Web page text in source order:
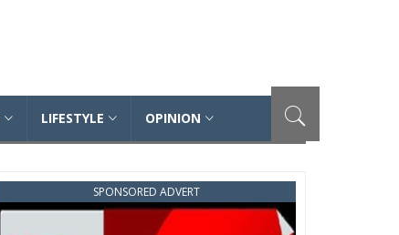
LIFESTYLE OPINION
SPONSORED ADVERT